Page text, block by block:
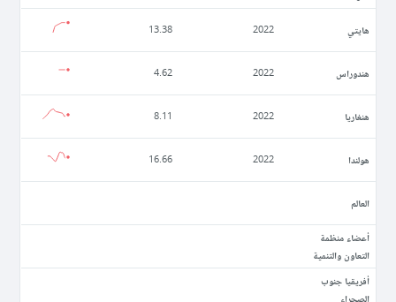
ھايتي 2022
13.38
ھندوراس 2022
4.62
ھنغاريا 2022
8.11
ھولندا 2022
16.66
العالم
أعضاء منظمة
التعاون والتنمية
أفريقيا جنوب
الصحراء